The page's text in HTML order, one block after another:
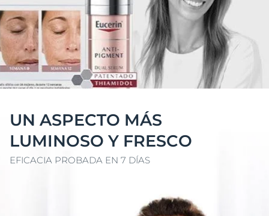
UN ASPECTO MÁS
LUMINOSO Y FRESCO
EFICACIA PROBADA EN 7 DÍAS